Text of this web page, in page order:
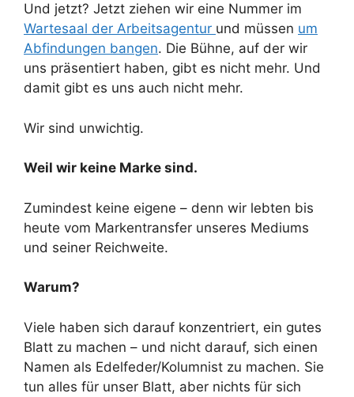
Und jetzt? Jetzt ziehen wir eine Nummer im
Wartesaal der Arbeitsagentur und müssen um
Abfindungen bangen. Die Bühne, auf der wir
uns präsentiert haben, gibt es nicht mehr. Und
damit gibt es uns auch nicht mehr.
Wir sind unwichtig.
Weil wir keine Marke sind.
Zumindest keine eigene – denn wir lebten bis
heute vom Markentransfer unseres Mediums
und seiner Reichweite.
Warum?
Viele haben sich darauf konzentriert, ein gutes
Blatt zu machen – und nicht darauf, sich einen
Namen als Edelfeder/Kolumnist zu machen. Sie
tun alles für unser Blatt, aber nichts für sich